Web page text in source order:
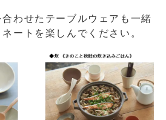
わせたテーブルウェアも一緒
ートを楽しんでください。